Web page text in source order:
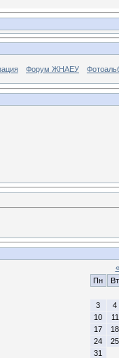
Форум ЖНАЕУ
«
Пн
Вт
3
4
10
11
17
18
24
25
31